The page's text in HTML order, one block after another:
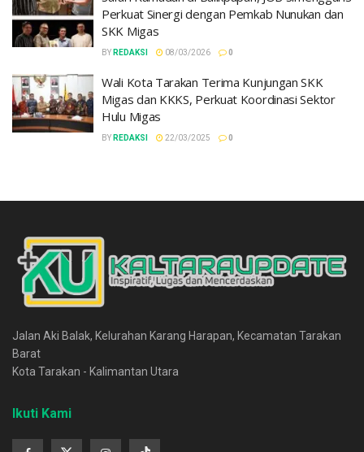
Perkuat Sinergi dengan Pemkab Nunukan dan
SKK Migas
BY REDAKSI 08/03/2026 0
Wali Kota Tarakan Terima Kunjungan SKK
Migas dan KKKS, Perkuat Koordinasi Sektor
Hulu Migas
BY REDAKSI 22/03/2025 0
Jalan Aki Balak, Kelurahan Karang Harapan, Kecamatan Tarakan
Barat
Kota Tarakan - Kalimantan Utara
Ikuti Kami